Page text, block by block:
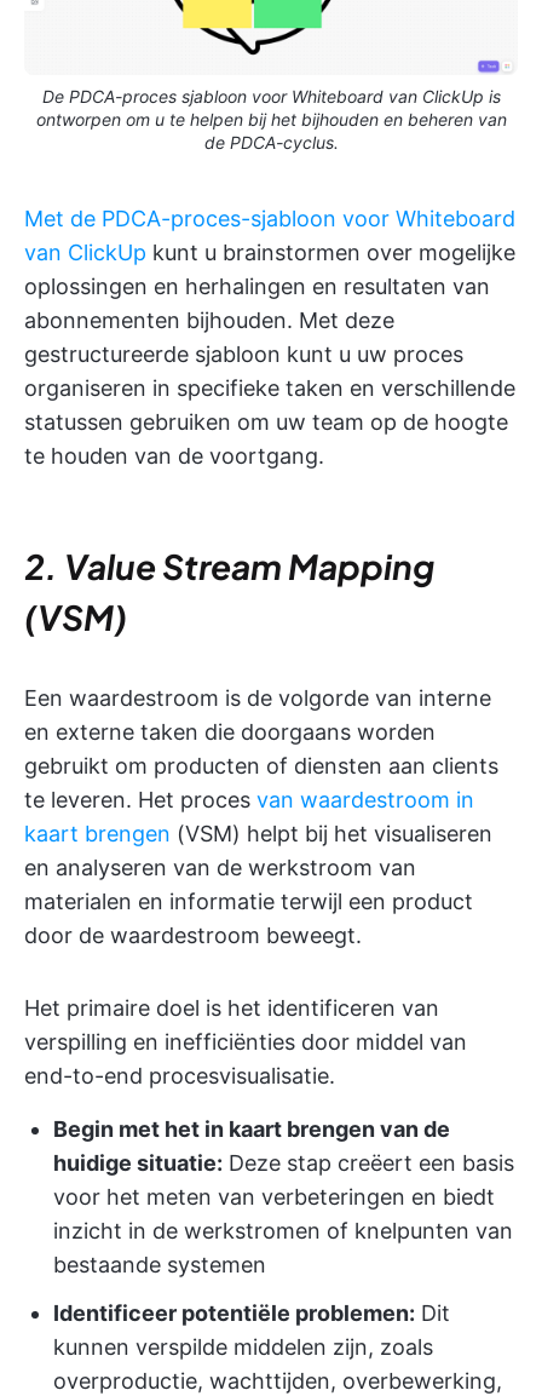
De PDCA-proces sjabloon voor Whiteboard van ClickUp is
ontworpen om u te helpen bij het bijhouden en beheren van
de PDCA-cyclus.
Met de PDCA-proces-sjabloon voor Whiteboard
van ClickUp kunt u brainstormen over mogelijke
oplossingen en herhalingen en resultaten van
abonnementen bijhouden. Met deze
gestructureerde sjabloon kunt u uw proces
organiseren in specifieke taken en verschillende
statussen gebruiken om uw team op de hoogte
te houden van de voortgang.
2. Value Stream Mapping
(VSM)
Een waardestroom is de volgorde van interne
en externe taken die doorgaans worden
gebruikt om producten of diensten aan clients
te leveren. Het proces van waardestroom in
kaart brengen (VSM) helpt bij het visualiseren
en analyseren van de werkstroom van
materialen en informatie terwijl een product
door de waardestroom beweegt.
Het primaire doel is het identificeren van
verspilling en inefficiënties door middel van
end-to-end procesvisualisatie.
Begin met het in kaart brengen van de
huidige situatie: Deze stap creëert een basis
voor het meten van verbeteringen en biedt
inzicht in de werkstromen of knelpunten van
bestaande systemen
Identificeer potentiële problemen: Dit
kunnen verspilde middelen zijn, zoals
overproductie, wachttijden, overbewerking,